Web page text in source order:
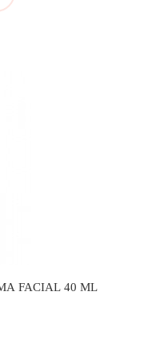
FACIAL 40 ML